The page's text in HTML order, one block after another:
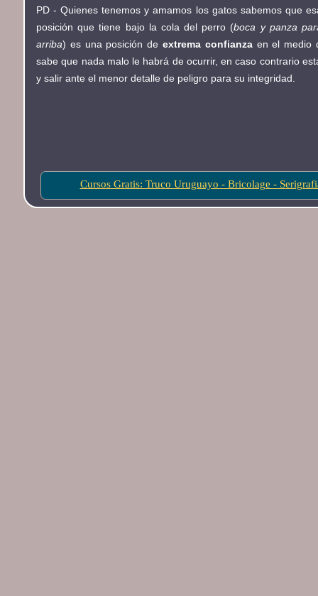
PD - Quienes tenemos y amamos los gatos sabemos que
posición que tiene bajo la cola del perro (boca y panza
arriba) es una posición deextrema confianzaen el medio
sabe que nada malo le habrá de ocurrir, en caso contrario
y salir ante el menor detalle de peligro para su integridad.
Cursos Gratis: Truco Uruguayo - Bricolage -